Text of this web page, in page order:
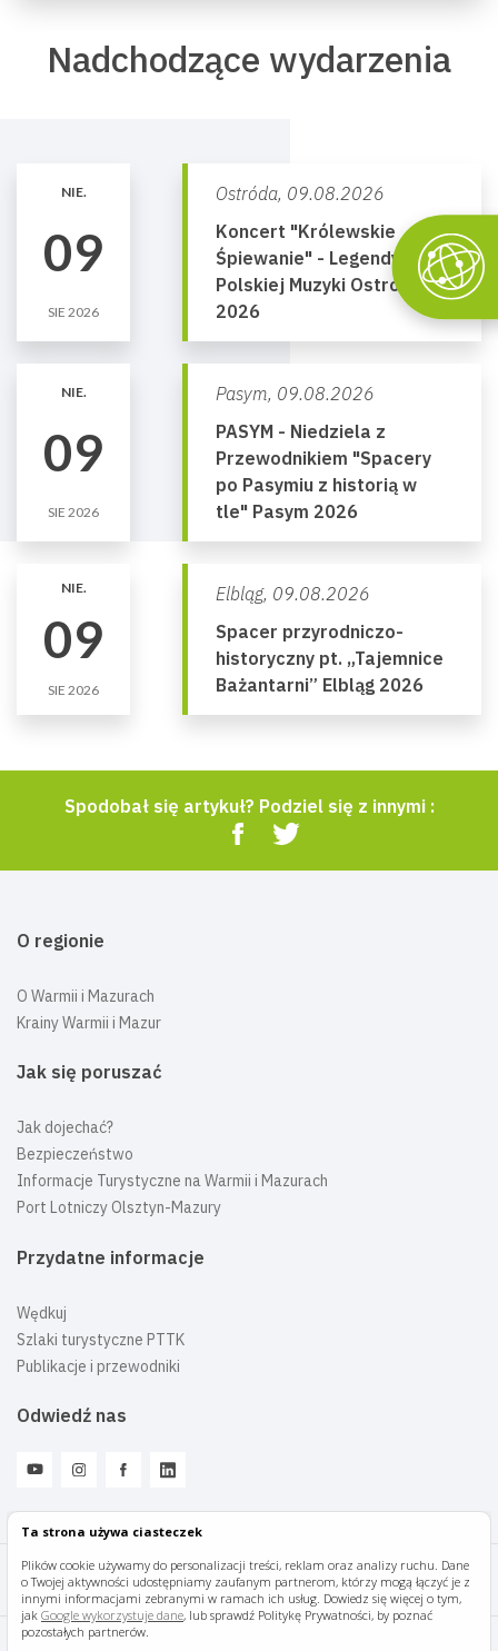
Ta strona używa ciasteczek
Plików cookie używamy do personalizacji treści, reklam oraz analizy ruchu. Dane
o Twojej aktywności udostępniamy zaufanym partnerom, którzy mogą łączyć je z
innymi informacjami zebranymi w ramach ich usług. Dowiedz się więcej o tym,
jak Google wykorzystuje dane, lub sprawdź Politykę Prywatności, by poznać
pozostałych partnerów.
Nadchodzące wydarzenia
NIE.
09
SIE 2026
Ostróda, 09.08.2026
Koncert "Królewskie
Śpiewanie" - Legendy
Polskiej Muzyki Ostróda
2026
NIE.
09
SIE 2026
Pasym, 09.08.2026
PASYM - Niedziela z
Przewodnikiem "Spacery
po Pasymiu z historią w
tle" Pasym 2026
NIE.
09
SIE 2026
Elbląg, 09.08.2026
Spacer przyrodniczo-
historyczny pt. „Tajemnice
Bażantarni” Elbląg 2026
Spodobał się artykuł? Podziel się z innymi :
O regionie
O Warmii i Mazurach
Krainy Warmii i Mazur
Jak się poruszać
Jak dojechać?
Bezpieczeństwo
Informacje Turystyczne na Warmii i Mazurach
Port Lotniczy Olsztyn-Mazury
Przydatne informacje
Wędkuj
Szlaki turystyczne PTTK
Publikacje i przewodniki
Odwiedź nas
Mazury Travel © 2026